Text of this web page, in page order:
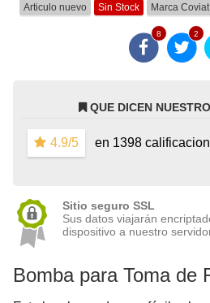
Articulo nuevo
Sin Stock MarcaCoviat
8 2
QUE DICEN
4.9/5
en 1398
Sitio seguro SSL
Sus datos viajarán
dispositivo a nuestro
Bomba para Toma de